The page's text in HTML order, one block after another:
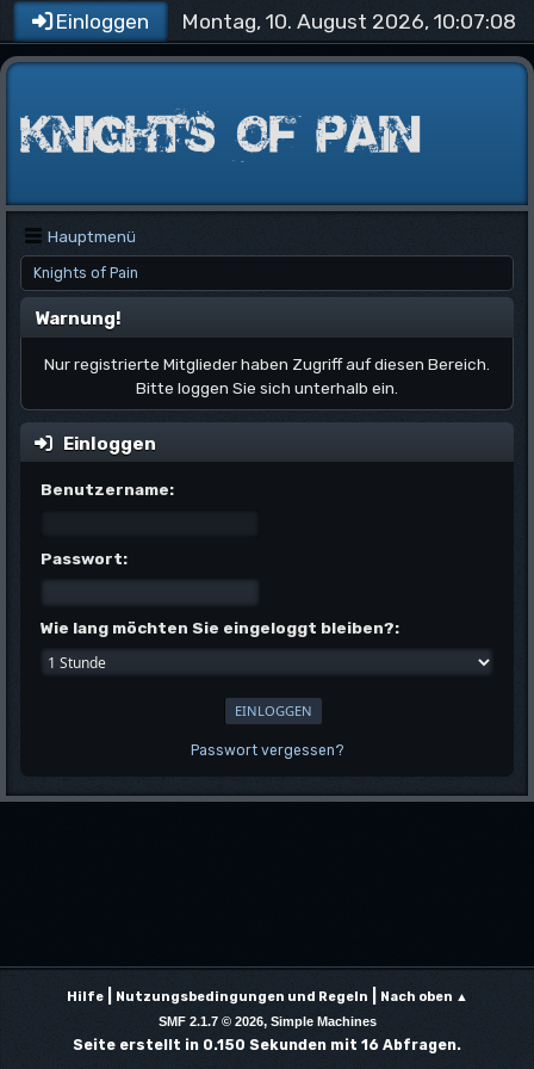
Einloggen Montag, 10. August 2026, 10:07:08
Hauptmenü
Knights of Pain
Warnung!
Nur registrierte Mitglieder haben Zugriff auf diesen Bereich.
Bitte loggen Sie sich unterhalb ein.
Einloggen
Benutzername:
Passwort:
Wie lang möchten Sie eingeloggt bleiben?:
Passwort vergessen?
Hilfe| Nutzungsbedingungen und Regeln Nach oben ▲
SMF 2.1.7 © 2026, Simple Machines
Seite erstellt in 0.150 Sekunden mit 16 Abfragen.